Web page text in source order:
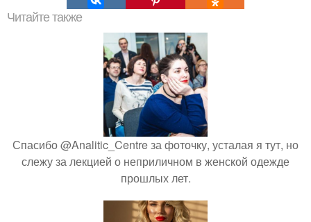
Читайте также
Спасибо @Analitic_Centre за фоточку, усталая я тут, но
слежу за лекцией о неприличном в женской одежде
прошлых лет.